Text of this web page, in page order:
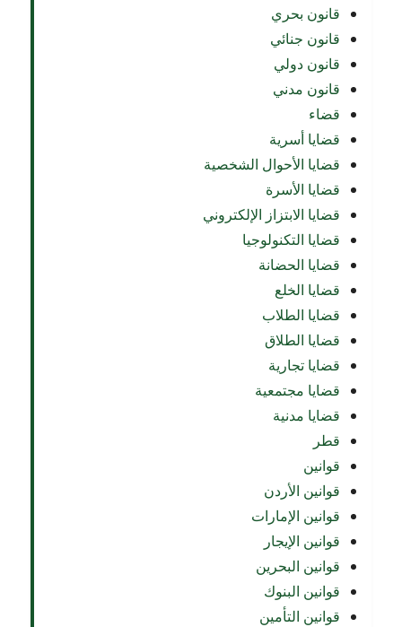
قانون بحري
قانون جنائي
قانون دولي
قانون مدني
قضاء
قضايا أسرية
قضايا الأحوال الشخصية
قضايا الأسرة
قضايا الابتزاز الإلكتروني
قضايا التكنولوجيا
قضايا الحضانة
قضايا الخلع
قضايا الطلاب
قضايا الطلاق
قضايا تجارية
قضايا مجتمعية
قضايا مدنية
قطر
قوانين
قوانين الأردن
قوانين الإمارات
قوانين الإيجار
قوانين البحرين
قوانين البنوك
قوانين التأمين